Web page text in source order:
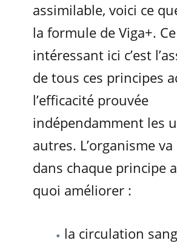
assimilable, voici ce
la formule de Viga+.
intéressant ici c’est
de tous ces principes
l’efficacité prouvée
indépendamment les
autres. L’organisme
dans chaque principe
quoi améliorer :
la circulation